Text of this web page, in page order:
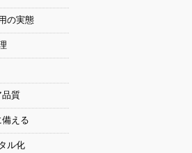
の実態
品質
える
ル化